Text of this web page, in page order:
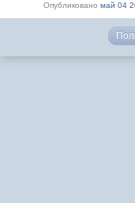
Опубликовано май 04